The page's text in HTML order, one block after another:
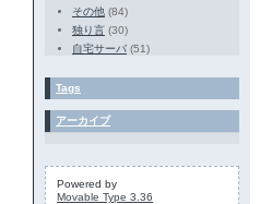
その他 (84)
独り言 (30)
自宅サーバ (51)
Tags
アーカイブ
Powered by
Movable Type 3.36